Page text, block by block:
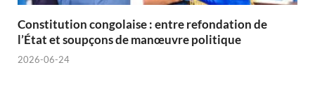
Constitution congolaise : entre refondation de
l’État et soupçons de manœuvre politique
2026-06-24